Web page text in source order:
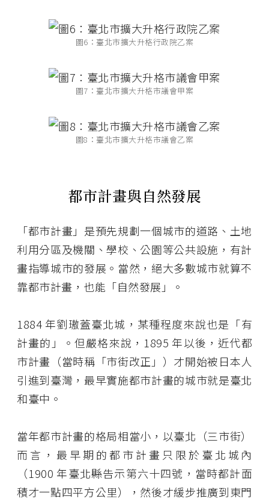
圖6：臺北市擴大升格行政院乙案
圖7：臺北市擴大升格市議會甲案
圖8：臺北市擴大升格市議會乙案
都市計畫與自然發展
「都市計畫」是預先規劃一個城市的道路、土地
利用分區及機關、學校、公園等公共設施，有計
畫指導城市的發展。當然，絕大多數城市就算不
靠都市計畫，也能「自然發展」。
1884 年劉璈蓋臺北城，某種程度來說也是「有
計畫的」。但嚴格來說，1895 年以後，近代都
市計畫（當時稱「市街改正」）才開始被日本人
引進到臺灣，最早實施都市計畫的城市就是臺北
和臺中。
當年都市計畫的格局相當小，以臺北（三市街）
而言，最早期的都市計畫只限於臺北城內
（1900 年臺北縣告示第六十四號，當時都計面
積才一點四平方公里），然後才緩步推廣到東門